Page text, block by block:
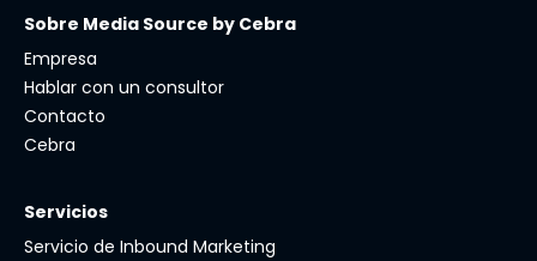
Sobre Media Source by Cebra
Empresa
Hablar con un consultor
Contacto
Cebra
Servicios
Servicio de Inbound Marketing